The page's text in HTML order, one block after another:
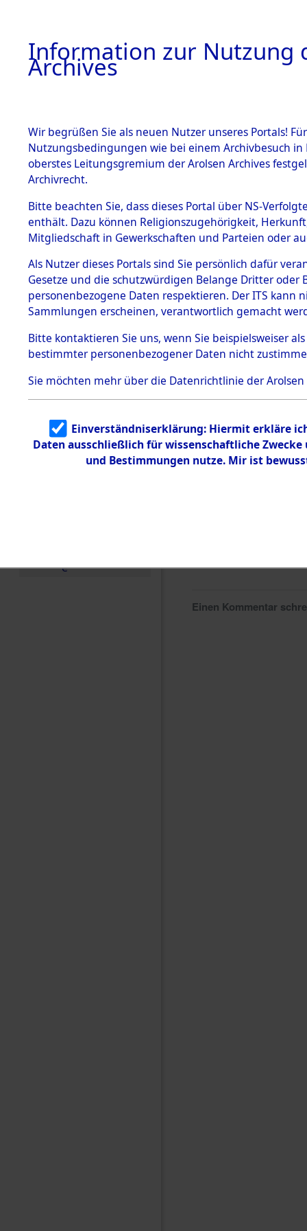
BESTÄNDE
1.
mente
5. Verschiedenes
5.3
Todesmärsche
5.3.1 Alliierte
Erhebungen
zu
Todesmärsch
en
5.3.2
Identifizierun
g
5.3.3
Todesmärsch
e
die
0278
Einen Kommentar
Information zur Nutzung
Archives
Wir begrüßen Sie als neuen Nutzer unseres Portals!
Nutzungsbedingungen wie bei einem Archivbesuch
oberstes Leitungsgremium der Arolsen Archives
Archivrecht.
Bitte beachten Sie, dass dieses Portal über NS-
enthält. Dazu können Religionszugehörigkeit,
Mitgliedschaft in Gewerkschaften und Parteien oder
Als Nutzer dieses Portals sind Sie persönlich dafür
Gesetze und die schutzwürdigen Belange Dritter
personenbezogene Daten respektieren. Der ITS
Sammlungen erscheinen, verantwortlich gemacht
Bitte kontaktieren Sie uns, wenn Sie beispielsweiser
bestimmter personenbezogener Daten nicht
Sie möchten mehr über die Datenrichtlinie der Arolsen
Einverständniserklärung: Hiermit erkläre
Daten ausschließlich für wissenschaftliche
und Bestimmungen nutze. Mir ist